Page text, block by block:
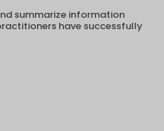
summarize information
have successfully